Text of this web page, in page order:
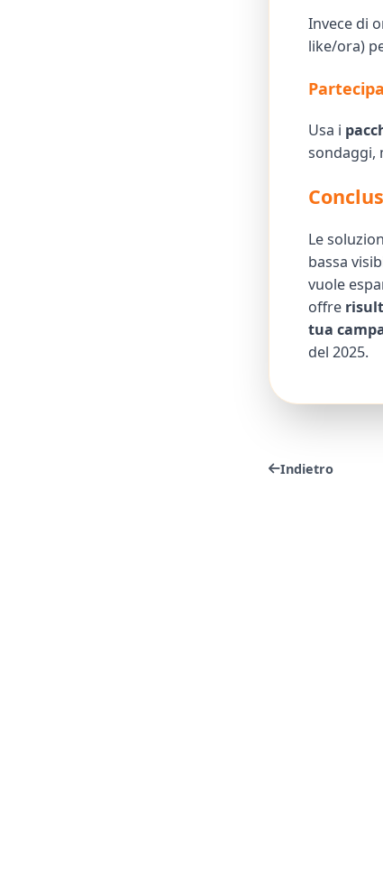
Invece di
like/ora)
Usa i
sondaggi,
Le
bassa
vuole
offre
tua
del 2025.
Indietro